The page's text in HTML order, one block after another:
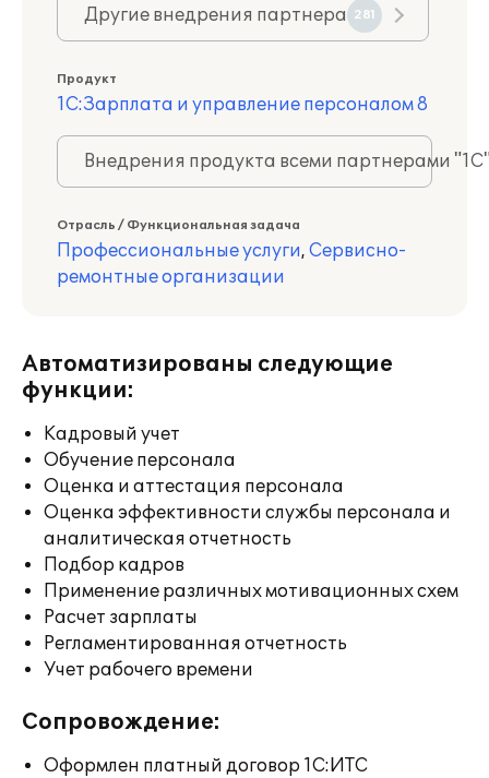
Другие внедрения партнера 281
Продукт
1С:Зарплата и управление персоналом 8
Внедрения продукта всеми партнерами
Отрасль / Функциональная задача
Профессиональные услуги, Сервисно-
ремонтные организации
Автоматизированы следующие
функции:
Кадровый учет
Обучение персонала
Оценка и аттестация персонала
Оценка эффективности службы персонала и
аналитическая отчетность
Подбор кадров
Применение различных мотивационных схем
Расчет зарплаты
Регламентированная отчетность
Учет рабочего времени
Сопровождение:
Оформлен платный договор 1С:ИТС